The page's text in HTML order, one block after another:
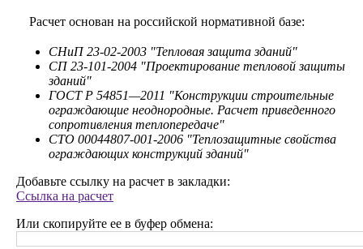
Расчет основан на российской нормативной базе:
СНиП 23-02-2003 "Тепловая защита зданий"
СП 23-101-2004 "Проектирование тепловой защиты
зданий"
ГОСТ Р 54851—2011 "Конструкции строительные
ограждающие неоднородные. Расчет приведенного
сопротивления теплопередаче"
СТО 00044807-001-2006 "Теплозащитные свойства
ограждающих конструкций зданий"
Добавьте ссылку на расчет в закладки:
Ссылка на расчет
Или скопируйте ее в буфер обмена: